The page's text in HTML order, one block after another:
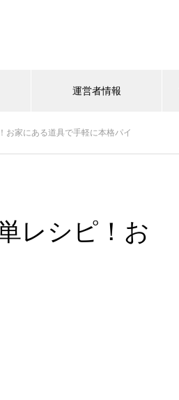
運営者情報
お家にある道具で手軽に本格パイ
レシピ！お